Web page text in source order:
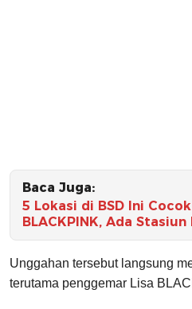
Baca Juga:
5 Lokasi di BSD Ini
BLACKPINK, Ada Stasiun
Unggahan tersebut langsung
terutama penggemar Lisa